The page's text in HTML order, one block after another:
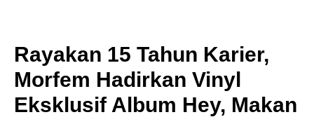
Rayakan 15 Tahun Karier,
Morfem Hadirkan Vinyl
Eksklusif Album Hey, Makan